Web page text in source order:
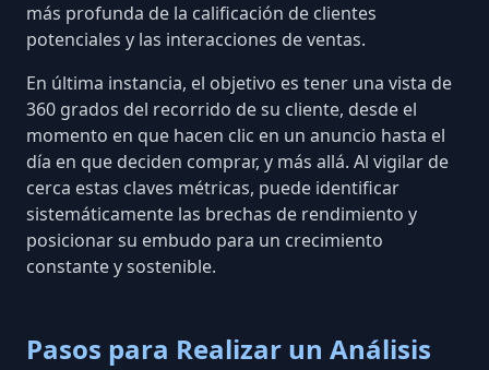
más profunda de la calificación de clientes
potenciales y las interacciones de ventas.
En última instancia, el objetivo es tener una vista de
360 grados del recorrido de su cliente, desde el
momento en que hacen clic en un anuncio hasta el
día en que deciden comprar, y más allá. Al vigilar de
cerca estas claves métricas, puede identificar
sistemáticamente las brechas de rendimiento y
posicionar su embudo para un crecimiento
constante y sostenible.
Pasos para Realizar un Análisis